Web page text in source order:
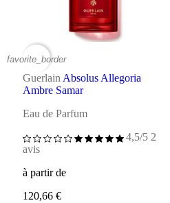
favorite_border
Guerlain Absolus Allegoria
Ambre Samar
Eau de Parfum
4,5/5 2
avis
à partir de
120,66 €